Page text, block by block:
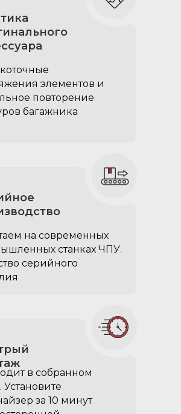
в собранном
Установите
за 10 минут
на современных
станках ЧПУ.
серийного
элементов и
повторение
багажника